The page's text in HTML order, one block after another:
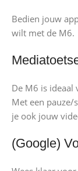
Bedien jouw
wilt met de M6.
De M6 is
Met een
je ook jouw
(Google)